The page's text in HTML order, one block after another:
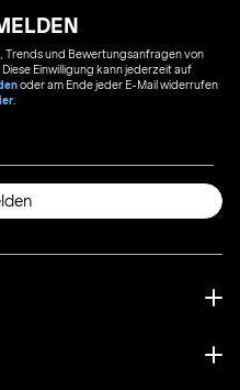
und Bewertungsanfragen von
Einwilligung kann jederzeit auf
oder am Ende jeder E-Mail widerrufen